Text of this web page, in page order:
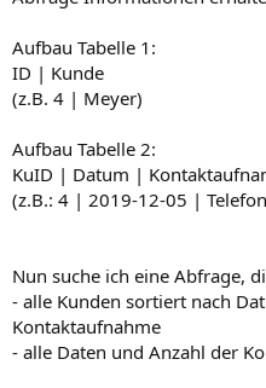
Aufbau Tabelle 1:
ID | Kunde
(z.B. 4 | Meyer)
Aufbau Tabelle 2:
KuID | Datum |
(z.B.: 4 | 2019-12-05 |
Nun suche ich eine Abfrage,
- alle Kunden sortiert nach
Kontaktaufnahme
- alle Daten und Anzahl der